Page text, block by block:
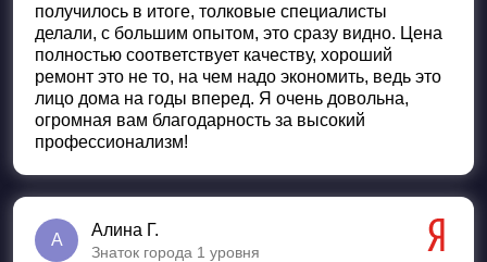
получилось в итоге, толковые специалисты
делали, с большим опытом, это сразу видно. Цена
полностью соответствует качеству, хороший
ремонт это не то, на чем надо экономить, ведь это
лицо дома на годы вперед. Я очень довольна,
огромная вам благодарность за высокий
профессионализм!
А
Алина Г.
Знаток города 1 уровня